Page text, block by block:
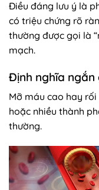
Điều đáng lưu ý là
có triệu chứng rõ
thường được gọi là
mạch.
Định nghĩa
Mỡ máu cao hay
hoặc nhiều thành
thường.